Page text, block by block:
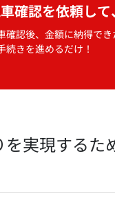
確認を依頼して
確認後、金額に納得で
続きを進めるだけ！
実現するた